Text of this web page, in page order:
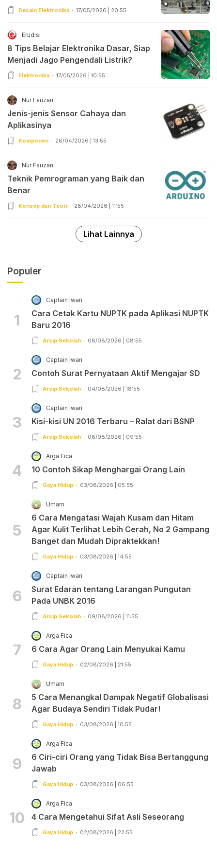
Desain Elektronika 17/05/2026 | 20:55
Erudisi
8 Tips Belajar Elektronika Dasar, Siap
Menjadi Jago Pengendali Listrik?
Elektronika 17/05/2026 | 10:55
Nur Fauzan
Jenis-jenis Sensor Cahaya dan
Aplikasinya
Komponen 28/04/2026 | 13:55
Nur Fauzan
Teknik Pemrograman yang Baik dan
Benar
Konsep dan Teori 28/04/2026 | 11:55
Lihat Lainnya
Populer
1
Captain Iwan
Cara Cetak Kartu NUPTK pada Aplikasi NUPTK
Baru 2016
Arsip Sekolah 08/08/2026 | 08:55
2
Captain Iwan
Contoh Surat Pernyataan Aktif Mengajar SD
Arsip Sekolah 04/08/2026 | 18:55
3
Captain Iwan
Kisi-kisi UN 2016 Terbaru – Ralat dari BSNP
Arsip Sekolah 08/08/2026 | 09:55
4
Arga Fica
10 Contoh Sikap Menghargai Orang Lain
Gaya Hidup 03/08/2026 | 05:55
5
Umam
6 Cara Mengatasi Wajah Kusam dan Hitam
Agar Kulit Terlihat Lebih Cerah, No 2 Gampang
Banget dan Mudah Dipraktekkan!
Gaya Hidup 03/08/2026 | 14:55
6
Captain Iwan
Surat Edaran tentang Larangan Pungutan
Pada UNBK 2016
Arsip Sekolah 09/08/2026 | 11:55
7
Arga Fica
6 Cara Agar Orang Lain Menyukai Kamu
Gaya Hidup 02/08/2026 | 21:55
8
Umam
5 Cara Menangkal Dampak Negatif Globalisasi
Agar Budaya Sendiri Tidak Pudar!
Gaya Hidup 03/08/2026 | 10:55
9
Arga Fica
6 Ciri-ciri Orang yang Tidak Bisa Bertanggung
Jawab
Gaya Hidup 03/08/2026 | 06:55
10
Arga Fica
4 Cara Mengetahui Sifat Asli Seseorang
Gaya Hidup 02/08/2026 | 22:55